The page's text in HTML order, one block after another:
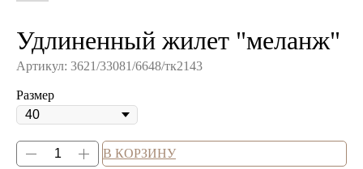
Удлиненный жилет "меланж"
Артикул: 3621/33081/6648/тк2143
Размер
В КОРЗИНУ